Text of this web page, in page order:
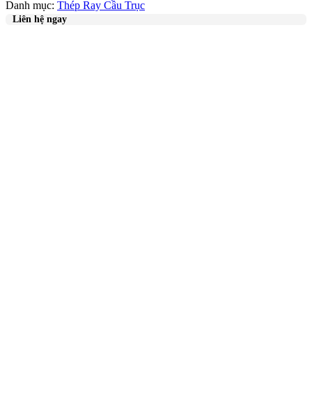
Danh mục: Thép Ray Cầu Trục
Liên hệ ngay